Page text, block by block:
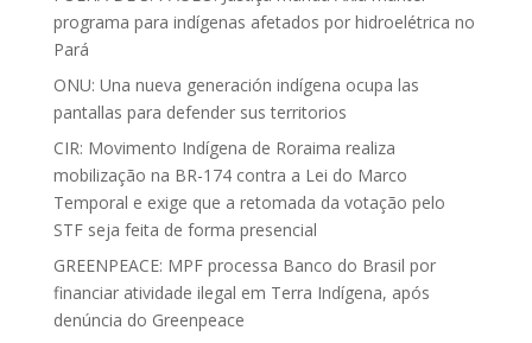
programa para indígenas afetados por hidroelétrica no
Pará
ONU: Una nueva generación indígena ocupa las
pantallas para defender sus territorios
CIR: Movimento Indígena de Roraima realiza
mobilização na BR-174 contra a Lei do Marco
Temporal e exige que a retomada da votação pelo
STF seja feita de forma presencial
GREENPEACE: MPF processa Banco do Brasil por
financiar atividade ilegal em Terra Indígena, após
denúncia do Greenpeace